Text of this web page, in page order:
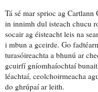
Tá sé mar sprioc ag Cartlann
in innimh dul isteach chucu
socair ag éisteacht leis na
i mbun a gceirde. Go
turasóireachta a bhunú ar
gcuirfí gníomhaíochtaí
léachtaí, ceolchoirmeacha
do ghrúpaí ar leith.